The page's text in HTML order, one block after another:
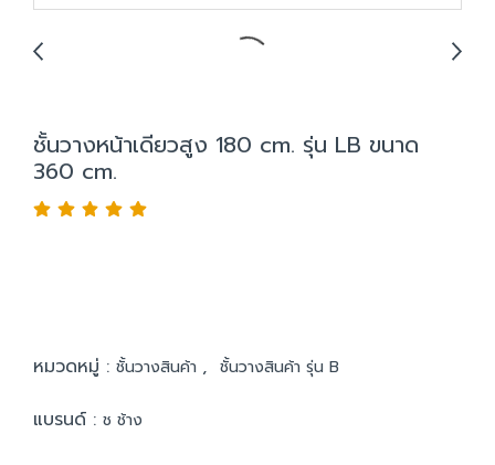
ชั้นวางหน้าเดียวสูง 180 cm. รุ่น LB ขนาด
360 cm.
หมวดหมู่ : ชั้นวางสินค้า , ชั้นวางสินค้า รุ่น B
แบรนด์ : ช ช้าง